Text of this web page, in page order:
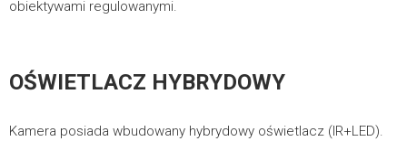
obiektywami regulowanymi.
OŚWIETLACZ HYBRYDOWY
Kamera posiada wbudowany hybrydowy oświetlacz (IR+LED).